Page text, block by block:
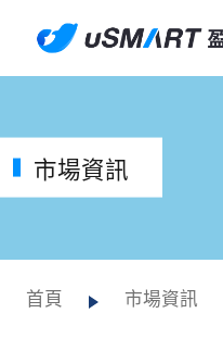
市場資訊
首頁 市場資訊